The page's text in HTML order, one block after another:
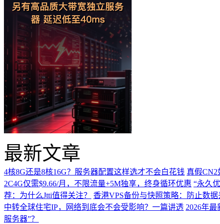
最新文章
4核8G还是8核16G？服务器配置这样选才不会白花钱 真假CN2
2C4G仅需$9.66/月，不限流量+5M独享，终身循环优惠 “永久
荐：为什么Jtti值得关注？
香港VPS备份与快照策略：防止数
中转全球住宅IP，网络到底会不会受影响？一篇讲透 2026年
服务器”？